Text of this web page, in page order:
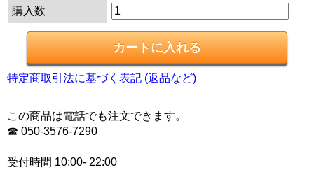
購入数
特定商取引法に基づく表記 (返品など)
この商品は電話でも注文できます。
☎ 050-3576-7290
受付時間 10:00- 22:00